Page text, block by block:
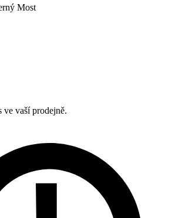
Most
ve vaší prodejně.